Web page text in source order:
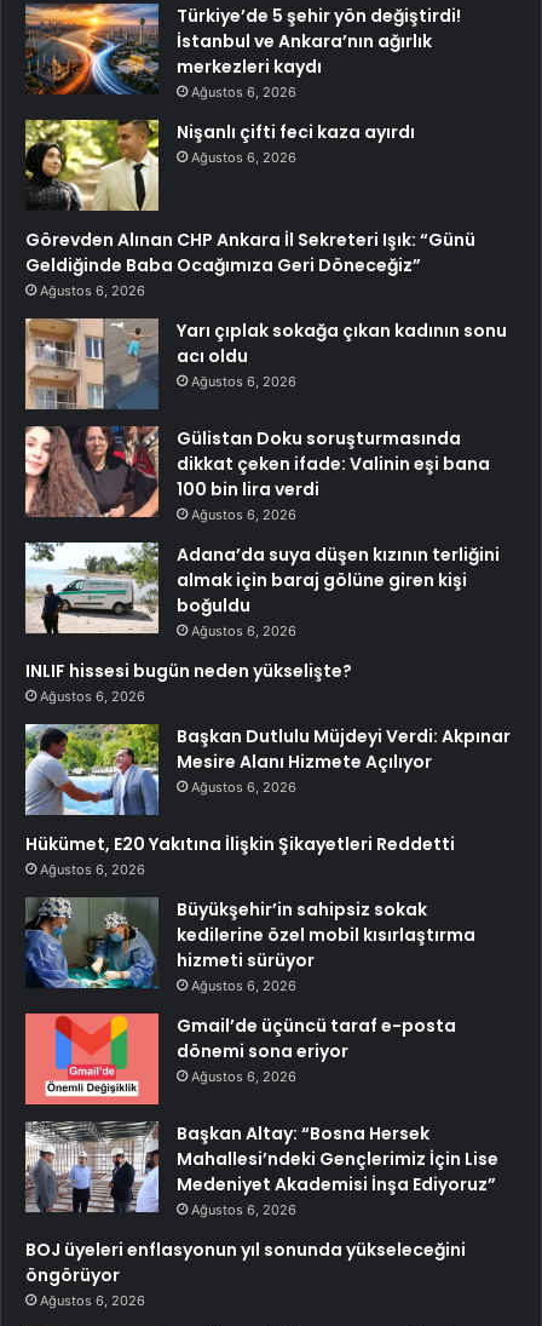
Türkiye’de 5 şehir yön değiştirdi!
İstanbul ve Ankara’nın ağırlık
merkezleri kaydı
Ağustos 6, 2026
Nişanlı çifti feci kaza ayırdı
Ağustos 6, 2026
Görevden Alınan CHP Ankara İl Sekreteri Işık: “Günü
Geldiğinde Baba Ocağımıza Geri Döneceğiz”
Ağustos 6, 2026
Yarı çıplak sokağa çıkan kadının sonu
acı oldu
Ağustos 6, 2026
Gülistan Doku soruşturmasında
dikkat çeken ifade: Valinin eşi bana
100 bin lira verdi
Ağustos 6, 2026
Adana’da suya düşen kızının terliğini
almak için baraj gölüne giren kişi
boğuldu
Ağustos 6, 2026
INLIF hissesi bugün neden yükselişte?
Ağustos 6, 2026
Başkan Dutlulu Müjdeyi Verdi: Akpınar
Mesire Alanı Hizmete Açılıyor
Ağustos 6, 2026
Hükümet, E20 Yakıtına İlişkin Şikayetleri Reddetti
Ağustos 6, 2026
Büyükşehir’in sahipsiz sokak
kedilerine özel mobil kısırlaştırma
hizmeti sürüyor
Ağustos 6, 2026
Gmail’de üçüncü taraf e-posta
dönemi sona eriyor
Ağustos 6, 2026
Başkan Altay: “Bosna Hersek
Mahallesi’ndeki Gençlerimiz İçin Lise
Medeniyet Akademisi İnşa Ediyoruz”
Ağustos 6, 2026
BOJ üyeleri enflasyonun yıl sonunda yükseleceğini
öngörüyor
Ağustos 6, 2026